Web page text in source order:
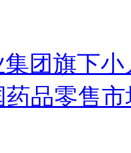
团旗下
药品零售